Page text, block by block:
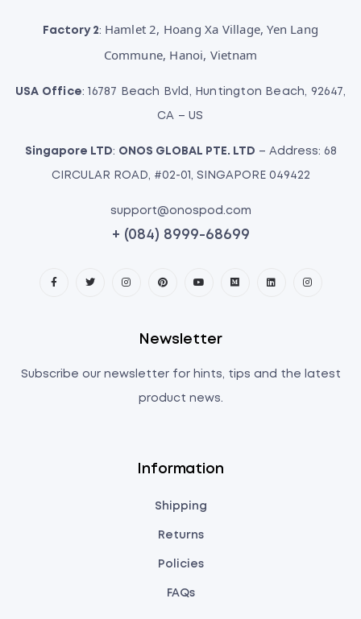
Factory 2: Hamlet 2, Hoang Xa Village, Yen Lang
Commune, Hanoi, Vietnam
USA Office: 16787 Beach Bvld, Huntington Beach, 92647,
CA – US
Singapore LTD: ONOS GLOBAL PTE. LTD – Address: 68
CIRCULAR ROAD, #02-01, SINGAPORE 049422
support@onospod.com
+ (084) 8999-68699
Information
Shipping
Returns
Policies
FAQs
Newsletter
Subscribe our newsletter for hints, tips and the latest
product news.